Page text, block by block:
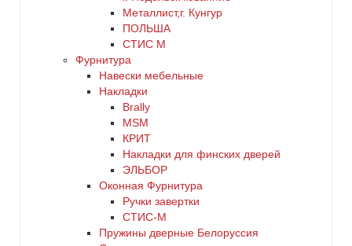
Металлист,г. Кунгур
ПОЛЬША
СТИС М
Фурнитура
Навески мебельные
Накладки
Brally
MSM
КРИТ
Накладки для финских дверей
ЭЛЬБОР
Оконная Фурнитура
Ручки завертки
СТИС-М
Пружины дверные Белоруссия